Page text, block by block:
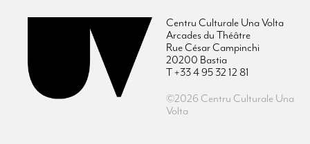
Centru Culturale Una Volta
Arcades du Théâtre
Rue César Campinchi
20200 Bastia
T +33 4 95 32 12 81
©2026 Centru Culturale Una
Volta